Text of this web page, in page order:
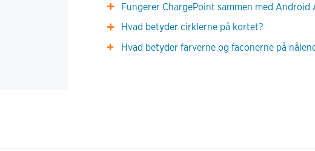
Fungerer ChargePoint sammen med Android
Hvad betyder cirklerne på kortet?
Hvad betyder farverne og faconerne på